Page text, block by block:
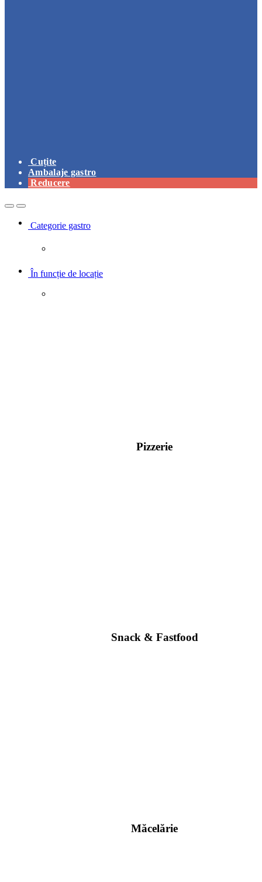
Cuțite
Ambalaje gastro
Reducere
OpenClose
Categorie gastro
În funcție de locație
Pizzerie
Snack & Fastfood
Măcelărie